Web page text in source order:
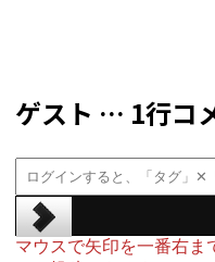
ゲスト … 1行コ
マウスで矢印を一番右ま